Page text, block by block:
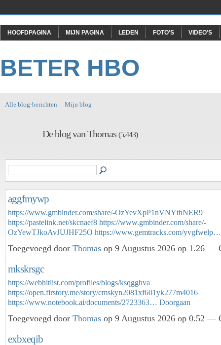
HOOFDPAGINA MIJN PAGINA LEDEN FOTO'S VIDEO'S
BETER HBO
Alle blog-berichten Mijn blog
De blog van Thomas (5,443)
aggfmywp
https://www.gmbinder.com/share/-OzYevXpP1nVNYthNER9
https://pastelink.net/skcnaef8 https://www.gmbinder.com/share/-
OzYewTJkoAvJUJHF25O https://www.gemtracks.com/yvgfwelp…
Toegevoegd door Thomas op 9 Augustus 2026 op 1.26 —
mkskrsgc
https://webhitlist.com/profiles/blogs/ksqgghva
https://open.firstory.me/story/cmskyn2081xf601yk277m4016
https://www.notebook.ai/documents/2723363… Doorgaan
Toegevoegd door Thomas op 9 Augustus 2026 op 0.52 —
exbxeqib